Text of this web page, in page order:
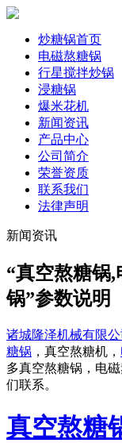
炒糖锅首页
电磁熬糖锅
行星搅拌炒锅
浸糖锅
爆米花机
新闻资讯
产品中心
公司简介
荣誉资质
联系我们
法律声明
新闻资讯
“真空熬糖锅
锅”参数说明
诸城隆泽机械有限公
糖锅 ，真空熬糖机，
多真空熬糖锅，电
们联系。
真空熬糖